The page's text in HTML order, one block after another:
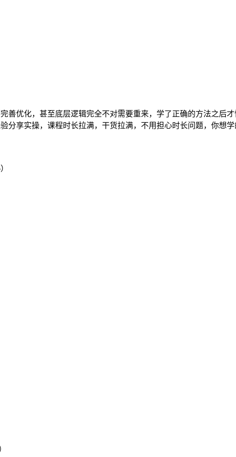
善优化，甚至底层逻辑完全不对需要重来，学了正确的方法之后
分享实操，课程时长拉满，干货拉满，不用担心时长问题，你想学